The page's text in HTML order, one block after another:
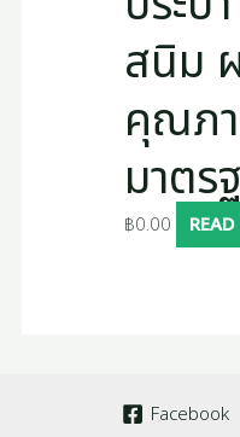
สนิม
คุณภ
มาตร
฿0.00
Facebook